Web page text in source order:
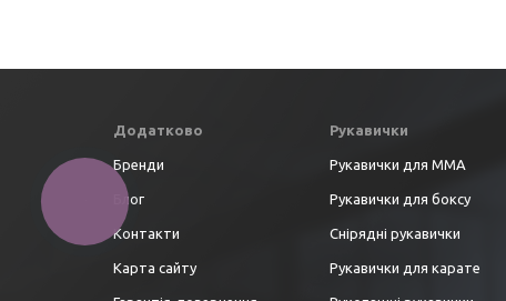
Додатково
Бренди
Блог
Контакти
Карта сайту
Рукавички
Рукавички для ММА
Рукавички для боксу
Снірядні рукавички
Рукавички для карате